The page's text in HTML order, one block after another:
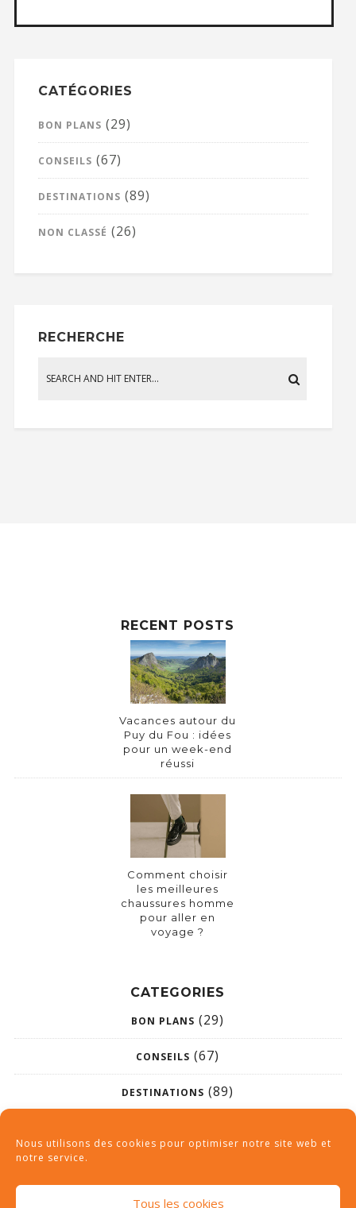
Nous utilisons des cookies pour optimiser notre site web et
notre service.
Tous les cookies
CATÉGORIES
BON PLANS (29)
CONSEILS (67)
DESTINATIONS (89)
NON CLASSÉ (26)
RECHERCHE
RECENT POSTS
Vacances autour du
Puy du Fou : idées
pour un week-end
réussi
Comment choisir
les meilleures
chaussures homme
pour aller en
voyage ?
CATEGORIES
BON PLANS (29)
CONSEILS (67)
DESTINATIONS (89)